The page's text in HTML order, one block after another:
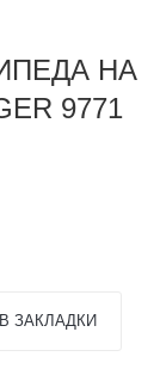
НА
9771
В ЗАКЛАДКИ